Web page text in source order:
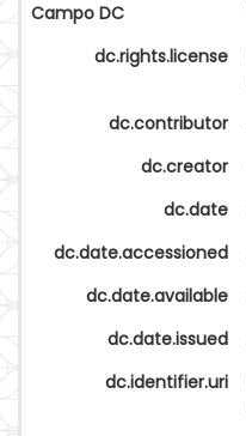
Campo DC
dc.rights.license
dc.contributor
dc.creator
dc.date
dc.date.accessioned
dc.date.available
dc.date.issued
dc.identifier.uri